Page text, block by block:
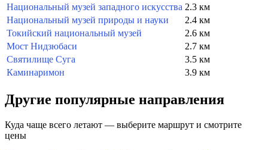
Национальный музей западного искусства 2.3 км
Национальный музей природы и науки
2.4 км
Токийский национальный музей
2.6 км
Мост Нидзюбаси
2.7 км
Святилище Суга
3.5 км
Каминаримон
3.9 км
Другие популярные направления
Куда чаще всего летают — выберите маршрут и смотрите
цены